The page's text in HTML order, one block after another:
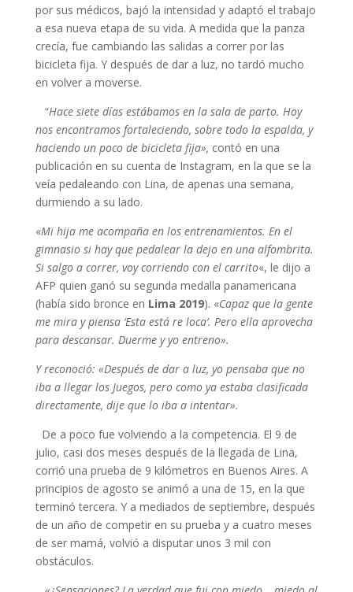
por sus médicos, bajó la intensidad y adaptó el trabajo
a esa nueva etapa de su vida. A medida que la panza
crecía, fue cambiando las salidas a correr por las
bicicleta fija. Y después de dar a luz, no tardó mucho
en volver a moverse.
“Hace siete días estábamos en la sala de parto. Hoy
nos encontramos fortaleciendo, sobre todo la espalda, y
haciendo un poco de bicicleta fija», contó en una
publicación en su cuenta de Instagram, en la que se la
veía pedaleando con Lina, de apenas una semana,
durmiendo a su lado.
«Mi hija me acompaña en los entrenamientos. En el
gimnasio si hay que pedalear la dejo en una alfombrita.
Si salgo a correr, voy corriendo con el carrito«, le dijo a
AFP quien ganó su segunda medalla panamericana
(había sido bronce en Lima 2019). «Capaz que la gente
me mira y piensa ‘Esta está re loca’. Pero ella aprovecha
para descansar. Duerme y yo entreno».
Y reconoció: «Después de dar a luz, yo pensaba que no
iba a llegar los Juegos, pero como ya estaba clasificada
directamente, dije que lo iba a intentar».
De a poco fue volviendo a la competencia. El 9 de
julio, casi dos meses después de la llegada de Lina,
corrió una prueba de 9 kilómetros en Buenos Aires. A
principios de agosto se animó a una de 15, en la que
terminó tercera. Y a mediados de septiembre, después
de un año de competir en su prueba y a cuatro meses
de ser mamá, volvió a disputar unos 3 mil con
obstáculos.